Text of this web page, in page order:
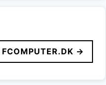
FCOMPUTER.DK →